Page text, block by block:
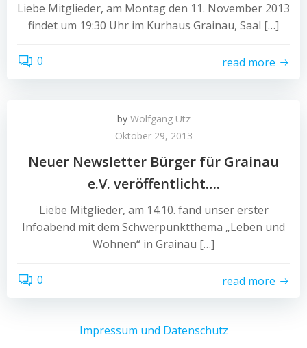
Liebe Mitglieder, am Montag den 11. November 2013
findet um 19:30 Uhr im Kurhaus Grainau, Saal […]
0 read more
by Wolfgang Utz
Oktober 29, 2013
Neuer Newsletter Bürger für Grainau
e.V. veröffentlicht….
Liebe Mitglieder, am 14.10. fand unser erster
Infoabend mit dem Schwerpunktthema „Leben und
Wohnen“ in Grainau […]
0 read more
Impressum und Datenschutz